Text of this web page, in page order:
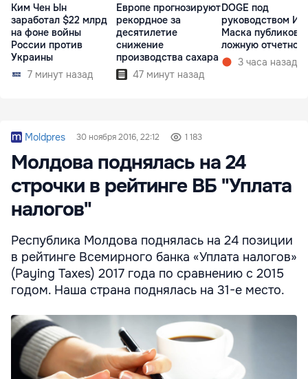
Ким Чен Ын
заработал $22 млрд
на фоне войны
России против
Украины
7 минут назад
Европе прогнозируют
рекордное за
десятилетие
снижение
производства сахара
47 минут назад
DOGE под
руководством
Маска
ложную
3 часа назад
Moldpres 30 ноября 2016, 22:12 1 183
Молдова поднялась на 24
строчки в рейтинге ВБ "Уплата
налогов"
Республика Молдова поднялась на 24 позиции
в рейтинге Всемирного банка «Уплата налогов»
(Paying Taxes) 2017 года по сравнению с 2015
годом. Наша страна поднялась на 31-е место.